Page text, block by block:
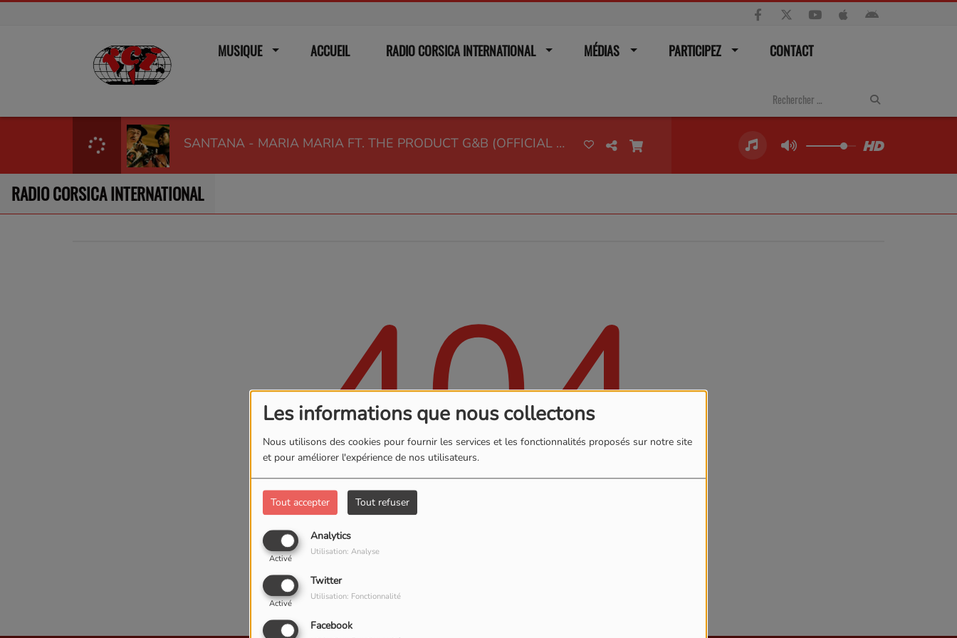
Les informations que nous collectons
Nous utilisons des cookies pour fournir les services et les fonctionnalités proposés sur notre site
et pour améliorer l'expérience de nos utilisateurs.
Tout accepter Tout refuser
Analytics
Activé
Utilisation: Analyse
Twitter
Activé
Utilisation: Fonctionnalité
Facebook
MUSIQUE ACCUEIL RADIO CORSICA INTERNATIONAL MÉDIAS PARTICIPEZ CONTACT
SANTANA - MARIA MARIA FT. THE PRODUCT G&B (OFFICIAL VIDEO)
RADIO CORSICA INTERNATIONAL
404
Oups, vous avez rencontré une erreur.
Il semble que la page que vous recherchez n’existe plus.